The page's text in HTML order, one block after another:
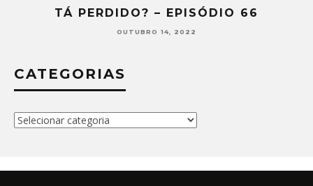
TÁ PERDIDO? – EPISÓDIO 66
OUTUBRO 14, 2022
CATEGORIAS
Categorias